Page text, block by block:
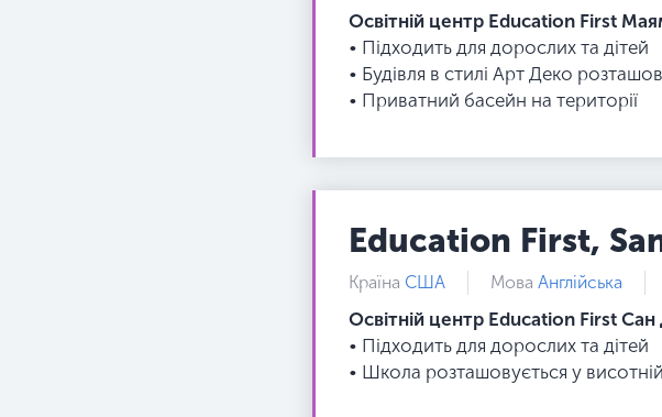
Освітній центр Education First
• Підходить для дорослих та дітей
• Будівля в стилі Арт Деко
• Приватний басейн на території
Education First,
Країна США Мова Англійська
Освітній центр Education First
• Підходить для дорослих та дітей
• Школа розташовується у